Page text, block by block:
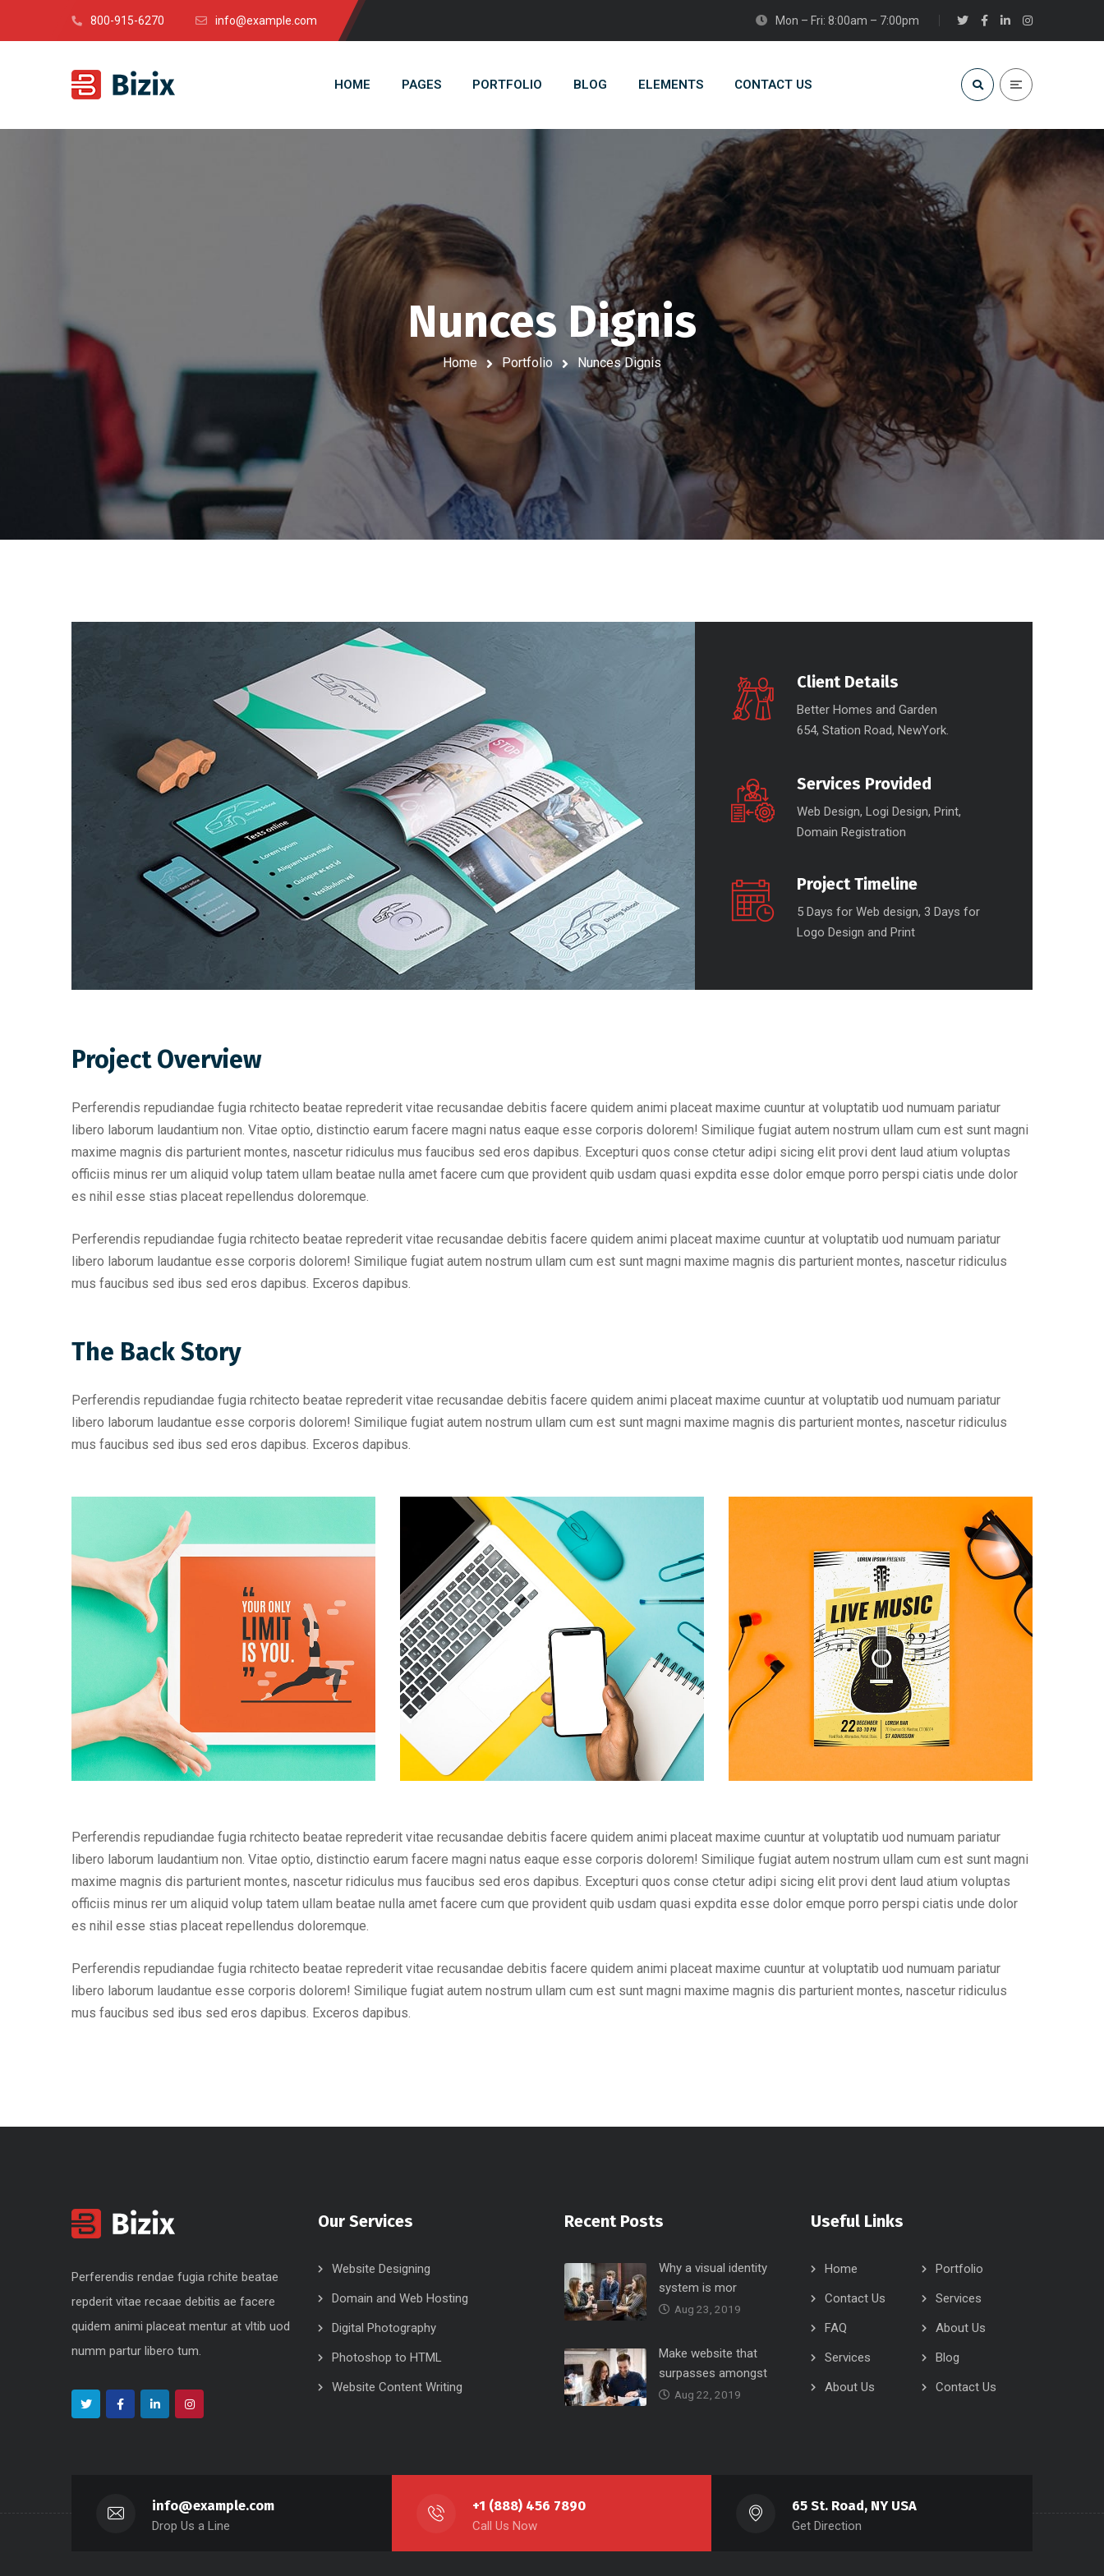
800-915-6270 info@example.com Mon – Fri: 8:00am – 7:00pm
HOME PAGES PORTFOLIO BLOG ELEMENTS CONTACT US
Nunces Dignis
Home Portfolio Nunces Dignis
Client Details
Better Homes and Garden
654, Station Road, NewYork.
Services Provided
Web Design, Logi Design, Print,
Domain Registration
Project Timeline
5 Days for Web design, 3 Days for
Logo Design and Print
Project Overview
Perferendis repudiandae fugia rchitecto beatae reprederit vitae recusandae debitis facere quidem animi placeat maxime cuuntur at voluptatib uod numuam pariatur
libero laborum laudantium non. Vitae optio, distinctio earum facere magni natus eaque esse corporis dolorem! Similique fugiat autem nostrum ullam cum est sunt magni
maxime magnis dis parturient montes, nascetur ridiculus mus faucibus sed eros dapibus. Excepturi quos conse ctetur adipi sicing elit provi dent laud atium voluptas
officiis minus rer um aliquid volup tatem ullam beatae nulla amet facere cum que provident quib usdam quasi expdita esse dolor emque porro perspi ciatis unde dolor
es nihil esse stias placeat repellendus doloremque.
Perferendis repudiandae fugia rchitecto beatae reprederit vitae recusandae debitis facere quidem animi placeat maxime cuuntur at voluptatib uod numuam pariatur
libero laborum laudantue esse corporis dolorem! Similique fugiat autem nostrum ullam cum est sunt magni maxime magnis dis parturient montes, nascetur ridiculus
mus faucibus sed ibus sed eros dapibus. Exceros dapibus.
The Back Story
Perferendis repudiandae fugia rchitecto beatae reprederit vitae recusandae debitis facere quidem animi placeat maxime cuuntur at voluptatib uod numuam pariatur
libero laborum laudantue esse corporis dolorem! Similique fugiat autem nostrum ullam cum est sunt magni maxime magnis dis parturient montes, nascetur ridiculus
mus faucibus sed ibus sed eros dapibus. Exceros dapibus.
Perferendis repudiandae fugia rchitecto beatae reprederit vitae recusandae debitis facere quidem animi placeat maxime cuuntur at voluptatib uod numuam pariatur
libero laborum laudantium non. Vitae optio, distinctio earum facere magni natus eaque esse corporis dolorem! Similique fugiat autem nostrum ullam cum est sunt magni
maxime magnis dis parturient montes, nascetur ridiculus mus faucibus sed eros dapibus. Excepturi quos conse ctetur adipi sicing elit provi dent laud atium voluptas
officiis minus rer um aliquid volup tatem ullam beatae nulla amet facere cum que provident quib usdam quasi expdita esse dolor emque porro perspi ciatis unde dolor
es nihil esse stias placeat repellendus doloremque.
Perferendis repudiandae fugia rchitecto beatae reprederit vitae recusandae debitis facere quidem animi placeat maxime cuuntur at voluptatib uod numuam pariatur
libero laborum laudantue esse corporis dolorem! Similique fugiat autem nostrum ullam cum est sunt magni maxime magnis dis parturient montes, nascetur ridiculus
mus faucibus sed ibus sed eros dapibus. Exceros dapibus.
Perferendis rendae fugia rchite beatae
repderit vitae recaae debitis ae facere
quidem animi placeat mentur at vltib uod
numm partur libero tum.
Our Services
Website Designing
Domain and Web Hosting
Digital Photography
Photoshop to HTML
Website Content Writing
Recent Posts
Why a visual identity
system is mor
Aug 23, 2019
Make website that
surpasses amongst
Aug 22, 2019
Useful Links
Home
Portfolio
Contact Us
Services
FAQ
About Us
Services
Blog
About Us
Contact Us
info@example.com
Drop Us a Line
+1 (888) 456 7890
Call Us Now
65 St. Road, NY USA
Get Direction